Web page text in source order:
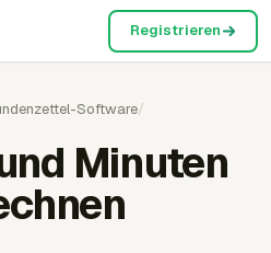
Registrieren
Software/
Minuten